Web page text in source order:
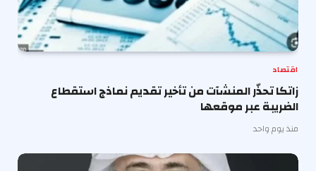
اقتصاد
زاتكا تحذّر المنشآت من تأخير تقديم نماذج استقطاع
الضريبة عبر موقعها
منذ يوم واحد